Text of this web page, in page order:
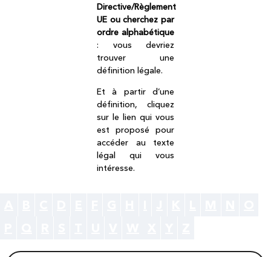
Directive/Règlement
UE ou cherchez par
ordre alphabétique
: vous devriez
trouver une
définition légale.
Et à partir d’une
définition, cliquez
sur le lien qui vous
est proposé pour
accéder au texte
légal qui vous
intéresse.